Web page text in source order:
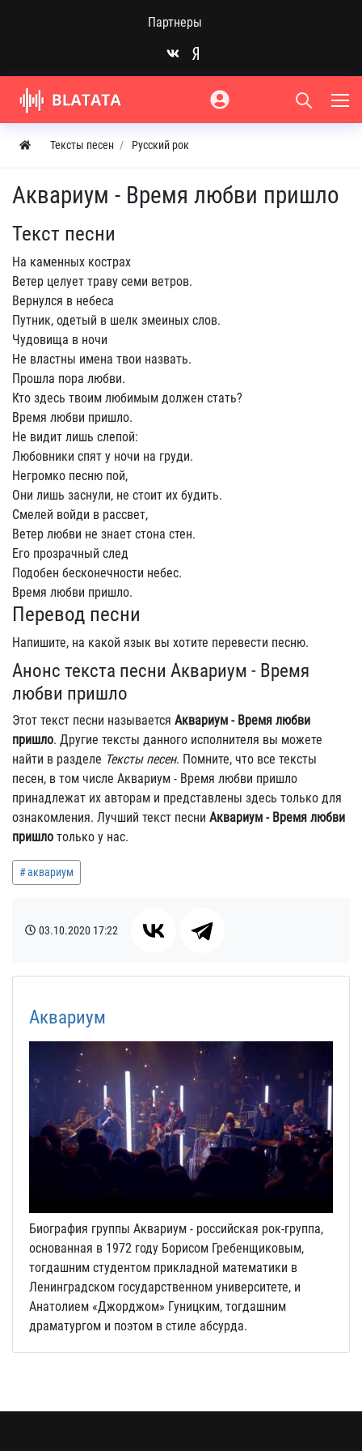
Партнеры
Тексты песен Русский рок
Аквариум - Время любви пришло
Текст песни
На каменных кострах
Ветер целует траву семи ветров.
Вернулся в небеса
Путник, одетый в шелк змеиных слов.
Чудовища в ночи
Не властны имена твои назвать.
Прошла пора любви.
Кто здесь твоим любимым должен стать?
Время любви пришло.
Не видит лишь слепой:
Любовники спят у ночи на груди.
Негромко песню пой,
Они лишь заснули, не стоит их будить.
Смелей войди в рассвет,
Ветер любви не знает стона стен.
Его прозрачный след
Подобен бесконечности небес.
Время любви пришло.
Перевод песни
Напишите, на какой язык вы хотите перевести песню.
Анонс текста песни Аквариум - Время
любви пришло
Этот текст песни называется Аквариум - Время любви
пришло. Другие тексты данного исполнителя вы можете
найти в разделе Тексты песен. Помните, что все тексты
песен, в том числе Аквариум - Время любви пришло
принадлежат их авторам и представлены здесь только для
ознакомления. Лучший текст песни Аквариум - Время любви
пришло только у нас.
аквариум
03.10.2020 17:22
Аквариум
Биография группы Аквариум - российская рок-группа,
основанная в 1972 году Борисом Гребенщиковым,
тогдашним студентом прикладной математики в
Ленинградском государственном университете, и
Анатолием «Джорджом» Гуницким, тогдашним
драматургом и поэтом в стиле абсурда.